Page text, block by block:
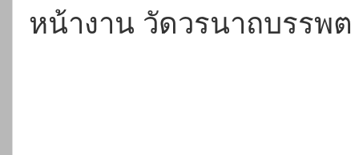
หน้างาน วัดวรนาถบรรพ